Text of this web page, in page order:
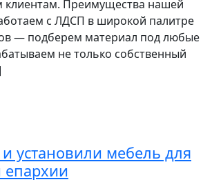
клиентам. Преимущества нашей
с ЛДСП в широкой палитре
— подберем материал под любые
не только собственный
установили мебель для
епархии